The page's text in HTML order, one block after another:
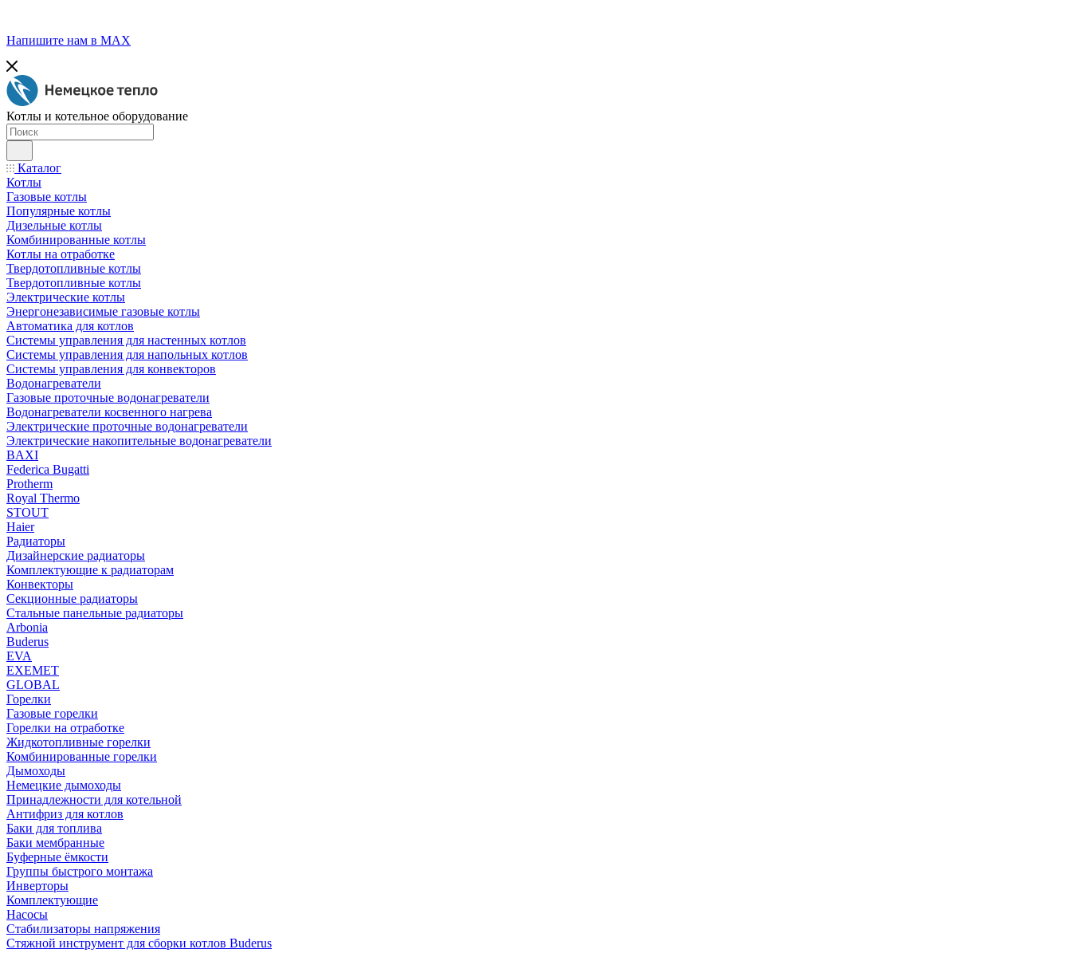
Напишите нам в МАХ
Котлы и котельное оборудование
Каталог
Котлы
Газовые котлы
Популярные котлы
Дизельные котлы
Комбинированные котлы
Котлы на отработке
Твердотопливные котлы
Твердотопливные котлы
Электрические котлы
Энергонезависимые газовые котлы
Автоматика для котлов
Системы управления для настенных котлов
Системы управления для напольных котлов
Системы управления для конвекторов
Водонагреватели
Газовые проточные водонагреватели
Водонагреватели косвенного нагрева
Электрические проточные водонагреватели
Электрические накопительные водонагреватели
BAXI
Federica Bugatti
Protherm
Royal Thermo
STOUT
Haier
Радиаторы
Дизайнерские радиаторы
Комплектующие к радиаторам
Конвекторы
Секционные радиаторы
Стальные панельные радиаторы
Arbonia
Buderus
EVA
EXEMET
GLOBAL
Горелки
Газовые горелки
Горелки на отработке
Жидкотопливные горелки
Комбинированные горелки
Дымоходы
Немецкие дымоходы
Принадлежности для котельной
Антифриз для котлов
Баки для топлива
Баки мембранные
Буферные ёмкости
Группы быстрого монтажа
Инверторы
Комплектующие
Насосы
Стабилизаторы напряжения
Стяжной инструмент для сборки котлов Buderus